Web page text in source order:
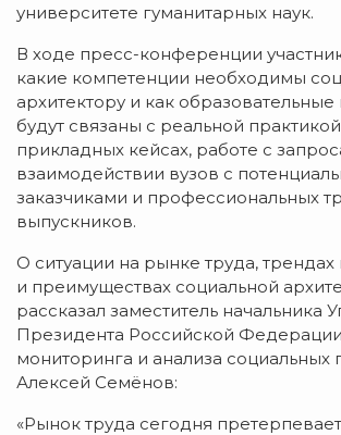
университете гуманитарных наук.
В ходе пресс-конференции
какие компетенции необходимы
архитектору и как
будут связаны с реальной
прикладных кейсах, работе с
взаимодействии вузов с
заказчиками и профессиональных
выпускников.
О ситуации на рынке труда,
и преимуществах социальной
рассказал заместитель начальника
Президента Российской
мониторинга и анализа социальных
Алексей Семёнов:
«Рынок труда сегодня